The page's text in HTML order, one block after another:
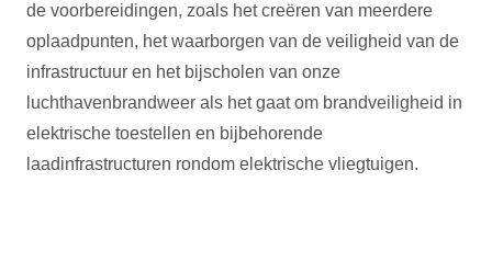
de voorbereidingen, zoals het creëren van meerdere
oplaadpunten, het waarborgen van de veiligheid van de
infrastructuur en het bijscholen van onze
luchthavenbrandweer als het gaat om brandveiligheid in
elektrische toestellen en bijbehorende
laadinfrastructuren rondom elektrische vliegtuigen.